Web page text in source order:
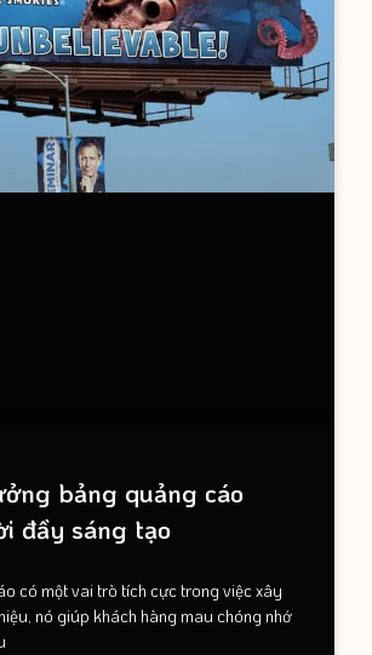
bảng quảng cáo
đầy sáng tạo
có một vai trò tích cực trong việc xây
nó giúp khách hàng mau chóng nhớ